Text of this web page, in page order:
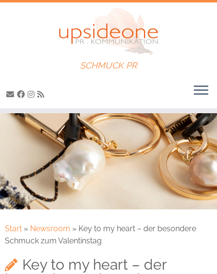
Zum
springen
SCHMUCK PR
Start » Newsroom » Key to my heart – der besondere
Schmuck zum Valentinstag
Key to my heart – der